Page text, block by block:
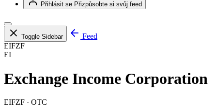
Přihlásit se Přizpůsobte si svůj feed
Toggle Sidebar
Feed
EIFZF
EI
Exchange Income Corporation
EIFZF · OTC